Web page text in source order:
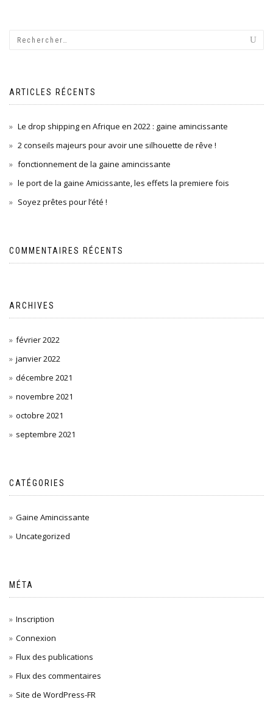
ARTICLES RÉCENTS
Le drop shipping en Afrique en 2022 : gaine amincissante
2 conseils majeurs pour avoir une silhouette de rêve !
fonctionnement de la gaine amincissante
le port de la gaine Amicissante, les effets la premiere fois
Soyez prêtes pour l’été !
COMMENTAIRES RÉCENTS
ARCHIVES
février 2022
janvier 2022
décembre 2021
novembre 2021
octobre 2021
septembre 2021
CATÉGORIES
Gaine Amincissante
Uncategorized
MÉTA
Inscription
Connexion
Flux des publications
Flux des commentaires
Site de WordPress-FR